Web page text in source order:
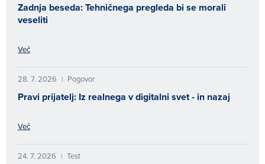
Zadnja beseda: Tehničnega pregleda bi se morali
veseliti
Več
28. 7. 2026 | Pogovor
Pravi prijatelj: Iz realnega v digitalni svet - in nazaj
Več
24. 7. 2026 | Test